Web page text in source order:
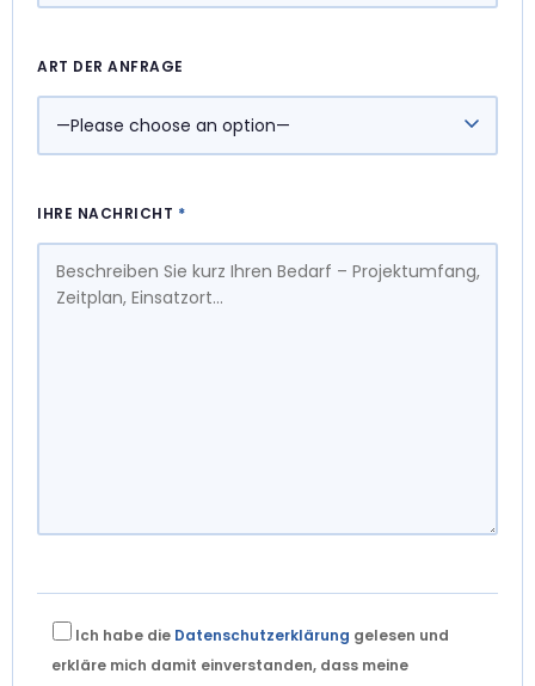
ART DER ANFRAGE
IHRE NACHRICHT *
Ich habe die Datenschutzerklärung gelesen und
erkläre mich damit einverstanden, dass meine